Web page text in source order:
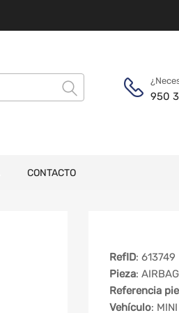
950
CONTACTO
RefID: 613749
Pieza:
Referencia
Vehículo: